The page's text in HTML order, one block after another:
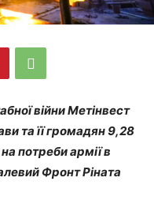
війни Метінвест
та її громадян 9,28
потреби армії в
Фронт Ріната